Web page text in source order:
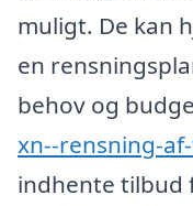
muligt. De kan
en
behov og
xn--rensning-
indhente tilbud